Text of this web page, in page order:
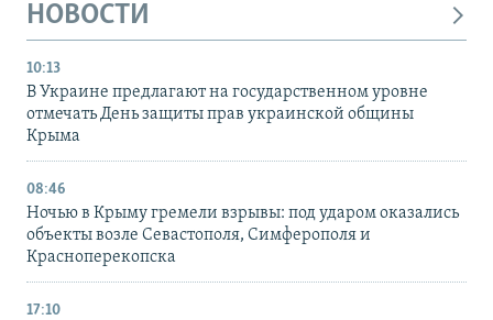
НОВОСТИ
10:13
В Украине предлагают на государственном уровне
отмечать День защиты прав украинской общины
Крыма
08:46
Ночью в Крыму гремели взрывы: под ударом оказались
объекты возле Севастополя, Симферополя и
Красноперекопска
17:10